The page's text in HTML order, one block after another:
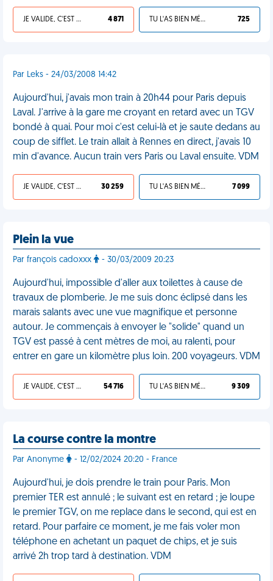
JE VALIDE, C'EST UNE VDM 4 871 TU L'AS BIEN MÉRITÉ 725
Par Leks - 24/03/2008 14:42
Aujourd'hui, j'avais mon train à 20h44 pour Paris depuis
Laval. J'arrive à la gare me croyant en retard avec un TGV
bondé à quai. Pour moi c'est celui-là et je saute dedans au
coup de sifflet. Le train allait à Rennes en direct, j'avais 10
min d'avance. Aucun train vers Paris ou Laval ensuite. VDM
JE VALIDE, C'EST UNE VDM 30 259 TU L'AS BIEN MÉRITÉ 7 099
Plein la vue
Par françois cadoxxx - 30/03/2009 20:23
Aujourd'hui, impossible d'aller aux toilettes à cause de
travaux de plomberie. Je me suis donc éclipsé dans les
marais salants avec une vue magnifique et personne
autour. Je commençais à envoyer le "solide" quand un
TGV est passé à cent mètres de moi, au ralenti, pour
entrer en gare un kilomètre plus loin. 200 voyageurs. VDM
JE VALIDE, C'EST UNE VDM 54 716 TU L'AS BIEN MÉRITÉ 9 309
La course contre la montre
Par Anonyme - 12/02/2024 20:20 - France
Aujourd'hui, je dois prendre le train pour Paris. Mon
premier TER est annulé ; le suivant est en retard ; je loupe
le premier TGV, on me replace dans le second, qui est en
retard. Pour parfaire ce moment, je me fais voler mon
téléphone en achetant un paquet de chips, et je suis
arrivé 2h trop tard à destination. VDM